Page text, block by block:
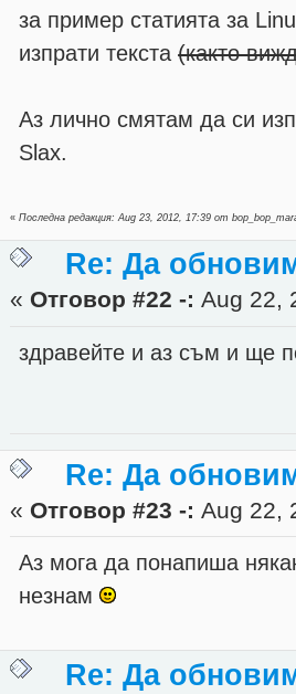
за пример статията за
изпрати текста(както
Аз лично смятам да си
Slax.
«Последна редакция: Aug 23, 2012, 17:39 от
Re: Да
« Отговор #22 -: Aug 22,
здравейте и аз съм и ще
Re: Да
« Отговор #23 -: Aug 22,
Аз мога да понапиша
незнам
Re: Да